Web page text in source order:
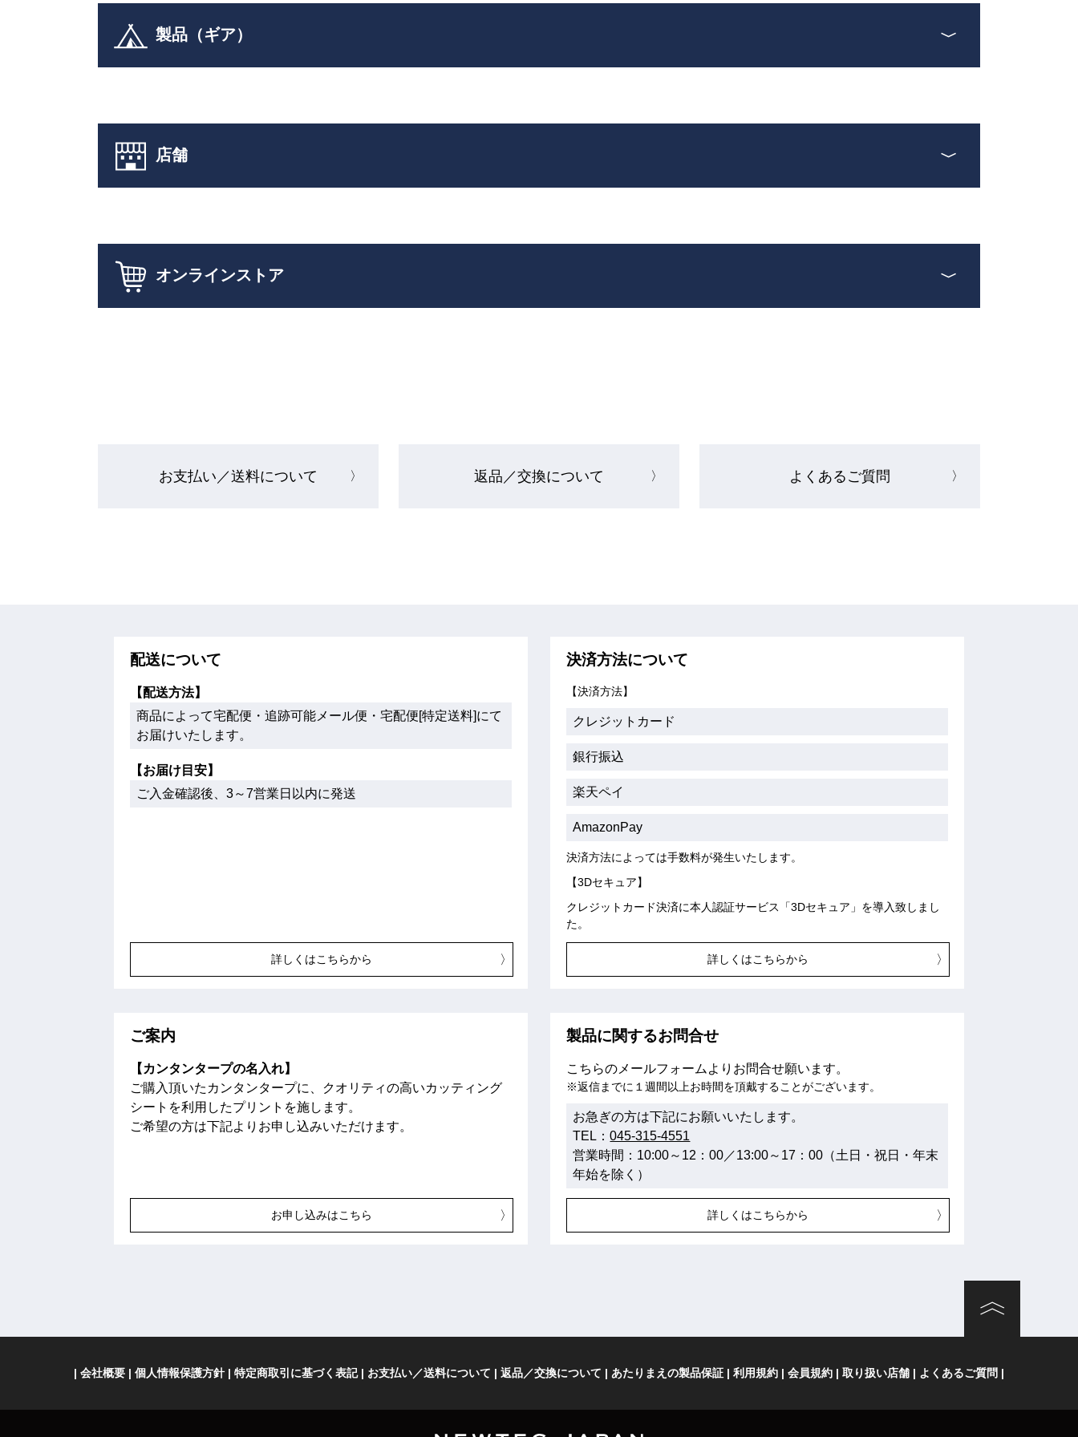
製品（ギア）
店舗
オンラインストア
お支払い／送料について 返品／交換について よくあるご質問
配送について
【配送方法】
商品によって宅配便・追跡可能メール便・宅配便[特定送料]にて
お届けいたします。
【お届け目安】
ご入金確認後、3～7営業日以内に発送
詳しくはこちらから
決済方法について
【決済方法】
クレジットカード
銀行振込
楽天ペイ
AmazonPay
決済方法によっては手数料が発生いたします。
【3Dセキュア】
クレジットカード決済に本人認証サービス「3Dセキュア」を導入致しまし
た。
詳しくはこちらから
ご案内
【カンタンタープの名入れ】
ご購入頂いたカンタンタープに、クオリティの高いカッティング
シートを利用したプリントを施します。
ご希望の方は下記よりお申し込みいただけます。
お申し込みはこちら
製品に関するお問合せ
こちらのメールフォームよりお問合せ願います。
※返信までに１週間以上お時間を頂戴することがございます。
お急ぎの方は下記にお願いいたします。
TEL：045-315-4551
営業時間：10:00～12：00／13:00～17：00（土日・祝日・年末
年始を除く）
詳しくはこちらから
会社概要 個人情報保護方針 特定商取引に基づく表記 お支払い／送料について 返品／交換について あたりまえの製品保証 利用規約 会員規約 取り扱い店舗 よくあるご質問